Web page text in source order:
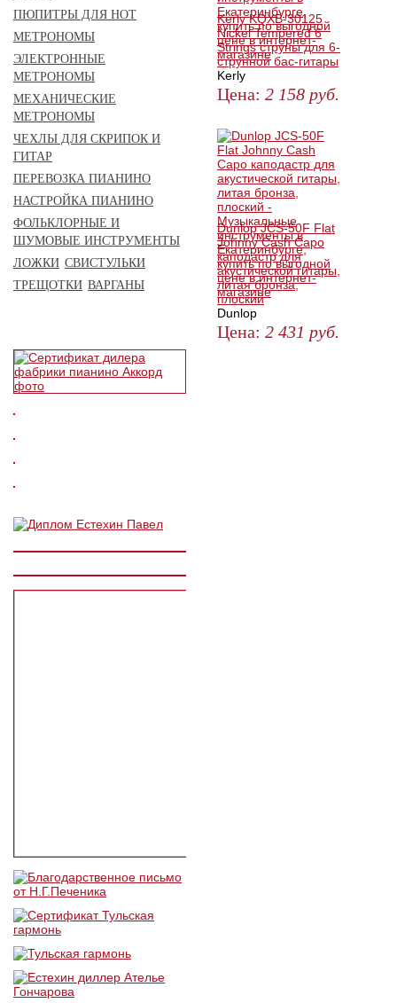
Kerly KQXB-30125
Nickel Tempered 6
Strings струны для 6-
струнной бас-гитары
Kerly
Цена: 2 158 руб.
Dunlop JCS-50F Flat
Johnny Cash Capo
каподастр для
акустической гитары,
литая бронза,
плоский
Dunlop
Цена: 2 431 руб.
ПЮПИТРЫ ДЛЯ НОТ
МЕТРОНОМЫ
ЭЛЕКТРОННЫЕ
МЕТРОНОМЫ
МЕХАНИЧЕСКИЕ
МЕТРОНОМЫ
ЧЕХЛЫ ДЛЯ СКРИПОК И
ГИТАР
ПЕРЕВОЗКА ПИАНИНО
НАСТРОЙКА ПИАНИНО
ФОЛЬКЛОРНЫЕ И
ШУМОВЫЕ ИНСТРУМЕНТЫ
ЛОЖКИ СВИСТУЛЬКИ
ТРЕЩОТКИ ВАРГАНЫ